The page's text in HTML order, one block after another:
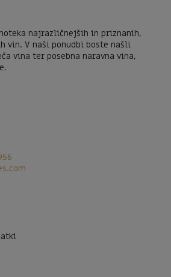
najrazličnejših in priznanih,
vin. V naši ponudbi boste našli
vina ter posebna naravna vina,